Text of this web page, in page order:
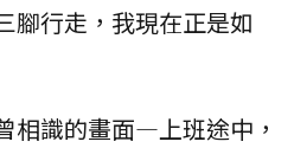
腳行走，我現在正是如
相識的畫面—上班途中，